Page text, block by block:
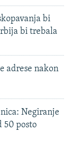
bi
bi trebala
adrese nakon
Negiranje
50 posto